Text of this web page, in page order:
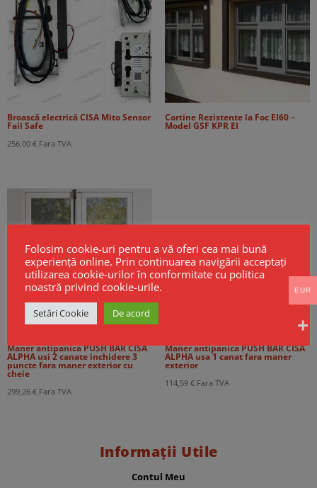
Broască electrică CISA Mito Sensor
Fail Safe
256,00 € Fara TVA
Cortine Rezistente la Foc EI60 –
Model GSF KPR EI
Maner antipanica PUSH BAR CISA
ALPHA usi 2 canate inchidere 3
puncte fara maner exterior cu
cheie
299,26 € Fara TVA
Maner antipanica PUSH BAR CISA
ALPHA usa 1 canat fara maner
exterior
114,59 € Fara TVA
Informații Utile
Contul Meu
Folosim cookie-uri pentru a vă oferi cea mai bună
experiență online. Prin continuarea navigării acceptați
utilizarea cookie-urilor în conformitate cu politica
noastră privind cookie-urile.
Setări Cookie De acord
EUR